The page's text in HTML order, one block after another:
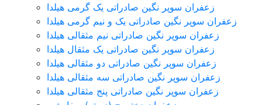
زعفران سوپر نگین صادراتی یک گرمی هیلدا
زعفران سوپر نگین صادراتی یک و نیم گرمی هیلدا
زعفران سوپر نگین صادراتی نیم مثقالی هیلدا
زعفران سوپر نگین صادراتی یک مثقال هیلدا
زعفران سوپر نگین صادراتی دو مثقالی هیلدا
زعفران سوپر نگین صادراتی سه مثقالی هیلدا
زعفران سوپر نگین صادراتی پنج مثقالی هیلدا